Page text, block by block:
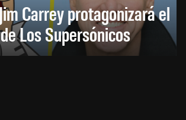
Carrey protagonizará el
Los Supersónicos